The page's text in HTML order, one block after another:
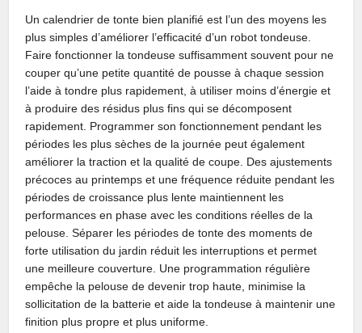
Un calendrier de tonte bien planifié est l’un des moyens les
plus simples d’améliorer l’efficacité d’un robot tondeuse.
Faire fonctionner la tondeuse suffisamment souvent pour ne
couper qu’une petite quantité de pousse à chaque session
l’aide à tondre plus rapidement, à utiliser moins d’énergie et
à produire des résidus plus fins qui se décomposent
rapidement. Programmer son fonctionnement pendant les
périodes les plus sèches de la journée peut également
améliorer la traction et la qualité de coupe. Des ajustements
précoces au printemps et une fréquence réduite pendant les
périodes de croissance plus lente maintiennent les
performances en phase avec les conditions réelles de la
pelouse. Séparer les périodes de tonte des moments de
forte utilisation du jardin réduit les interruptions et permet
une meilleure couverture. Une programmation régulière
empêche la pelouse de devenir trop haute, minimise la
sollicitation de la batterie et aide la tondeuse à maintenir une
finition plus propre et plus uniforme.